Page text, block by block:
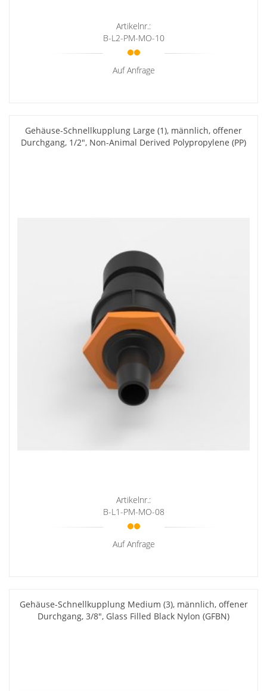
Artikelnr.:
B-L2-PM-MO-10
Auf Anfrage
Gehäuse-Schnellkupplung Large (1), männlich, offener
Durchgang, 1/2", Non-Animal Derived Polypropylene (PP)
Artikelnr.:
B-L1-PM-MO-08
Auf Anfrage
Gehäuse-Schnellkupplung Medium (3), männlich, offener
Durchgang, 3/8", Glass Filled Black Nylon (GFBN)